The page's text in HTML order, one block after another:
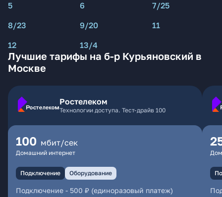
5
6
7/25
8/23
9/20
11
12
13/4
Лучшие тарифы на б-р Курьяновский в
Москве
Ростелеком
Технологии доступа. Тест-драйв 100
100 мбит/сек
Домашний интернет
Подключение Оборудование
Подключение - 500 ₽ (единоразовый платеж)